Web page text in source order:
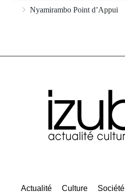
Nyamirambo Point d’Appui
Actualité Culture Société